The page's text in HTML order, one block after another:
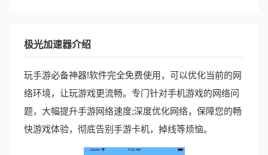
极光加速器介绍
玩手游必备神器!软件完全免费使用，可以优化当前的网
络环境，让玩游戏更流畅。专门针对手机游戏的网络问
题，大幅提升手游网络速度;深度优化网络，保障您的畅
快游戏体验，彻底告别手游卡机，掉线等烦恼。